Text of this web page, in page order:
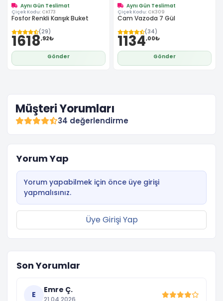
Aynı Gün Teslimat
Çiçek Kodu: CK173
Fosfor Renkli Karışık Buket
(29)
1618,92₺
Gönder
Aynı Gün Teslimat
Çiçek Kodu: CK309
Cam Vazoda 7 Gül
(34)
1134,00₺
Gönder
Müşteri Yorumları
34 değerlendirme
Yorum Yap
Yorum yapabilmek için önce üye girişi
yapmalısınız.
Üye Girişi Yap
Son Yorumlar
E
Emre Ç.
21.04.2026